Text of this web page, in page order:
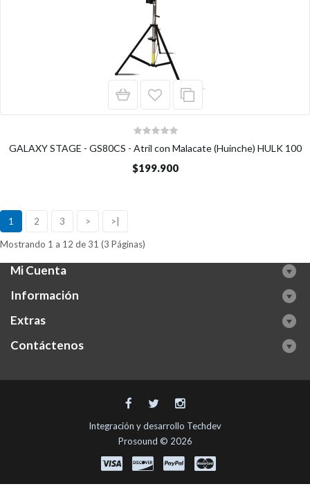
GALAXY STAGE - GS80CS - Atril con Malacate (Huinche) HULK 100
$199.900
1 2 3 > >|
Mostrando 1 a 12 de 31 (3 Páginas)
Mi Cuenta
Información
Extras
Contáctenos
Integración y desarrollo Techdev
Prosound © 2026